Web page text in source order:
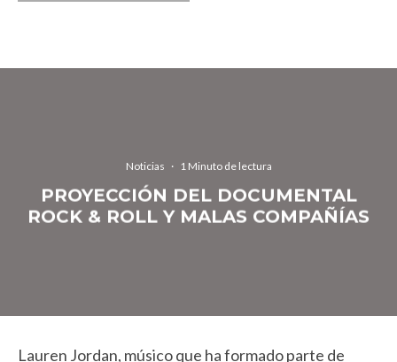
Noticias · 1 Minuto de lectura
PROYECCIÓN DEL DOCUMENTAL
ROCK & ROLL Y MALAS COMPAÑÍAS
Lauren Jordan, músico que ha formado parte de